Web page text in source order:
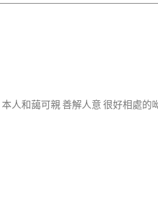
人和藹可親 善解人意 很好相處的